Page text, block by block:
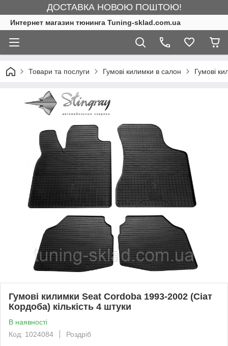
ДОСТАВКА НОВОЮ ПОШТОЮ!
Интернет магазин тюнинга Tuning-sklad.com.ua
Товари та послуги Гумові килимки в салон Гумові
Гумові килимки Seat Cordoba 1993-2002 (Сіат
Кордоба) кількість 4 штуки
В наявності
Код: 1024084
Роздріб